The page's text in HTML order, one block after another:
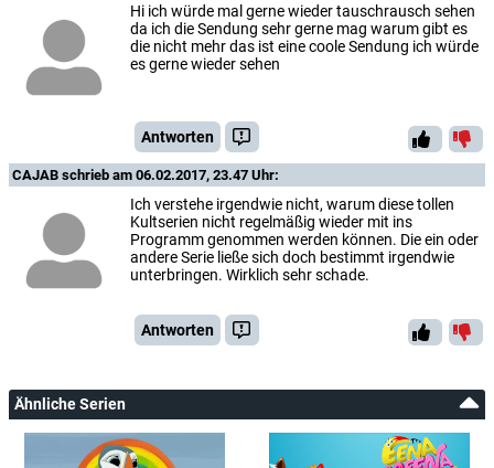
Hi ich würde mal gerne wieder tauschrausch sehen
da ich die Sendung sehr gerne mag warum gibt es
die nicht mehr das ist eine coole Sendung ich würde
es gerne wieder sehen
Antworten
CAJAB schrieb am 06.02.2017, 23.47 Uhr:
Ich verstehe irgendwie nicht, warum diese tollen
Kultserien nicht regelmäßig wieder mit ins
Programm genommen werden können. Die ein oder
andere Serie ließe sich doch bestimmt irgendwie
unterbringen. Wirklich sehr schade.
Antworten
Ähnliche Serien